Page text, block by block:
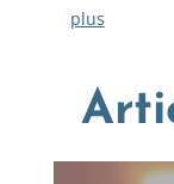
plus